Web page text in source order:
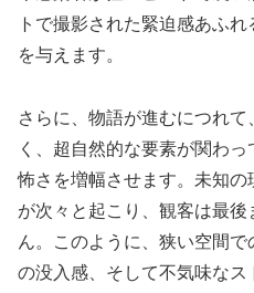
トで撮影された緊迫感あふ
を与えます。
さらに、物語が進むにつれ
く、超自然的な要素が関わ
怖さを増幅させます。未知
が次々と起こり、観客は最
ん。このように、狭い空間
の没入感、そして不気味なス